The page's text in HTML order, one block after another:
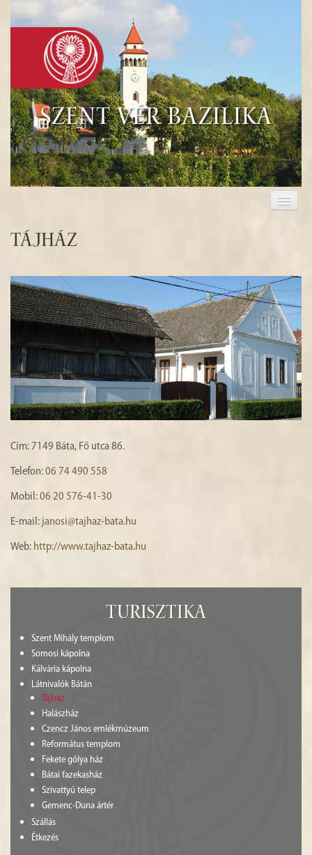
Szent Vér Bazilika
KEGYHELY
TURISZTIKA
HISTÓRIA
GALÉRIA
4
Tájház
Cím: 7149 Báta, Fő utca 86.
Telefon:06 74 490 558
Mobil:06 20 576-41-30
E-mail: janosi@tajhaz-bata.hu
Web: http://www.tajhaz-bata.hu
Turisztika
Szent Mihály templom
Somosi kápolna
Kálvária kápolna
Látnivalók Bátán
Tájház
Halászház
Czencz János emlékmúzeum
Református templom
Fekete gólya ház
Bátai fazekasház
Szivattyú telep
Gemenc-Duna ártér
Szállás
Étkezés